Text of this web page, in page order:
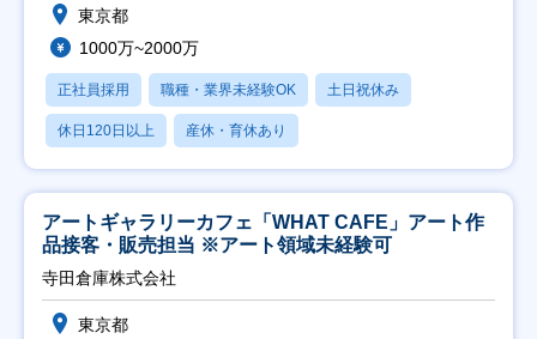
東京都
1000万~2000万
正社員採用 職種・業界未経験OK 土日祝休み
休日120日以上 産休・育休あり
アートギャラリーカフェ「WHAT CAFE」アート作
品接客・販売担当 ※アート領域未経験可
寺田倉庫株式会社
東京都